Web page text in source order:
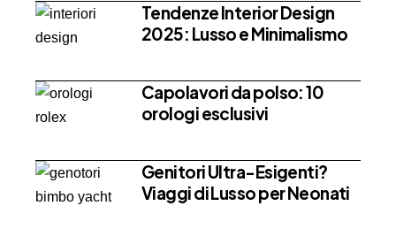
Tendenze Interior Design
2025: Lusso e Minimalismo
Capolavori da polso: 10
orologi esclusivi
Genitori Ultra-Esigenti?
Viaggi di Lusso per Neonati